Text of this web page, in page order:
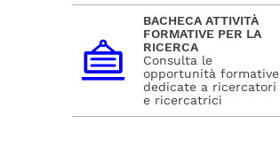
BACHECA ATTIVITÀ
FORMATIVE PER LA
RICERCA
Consulta le
opportunità formative
dedicate a ricercatori
e ricercatrici